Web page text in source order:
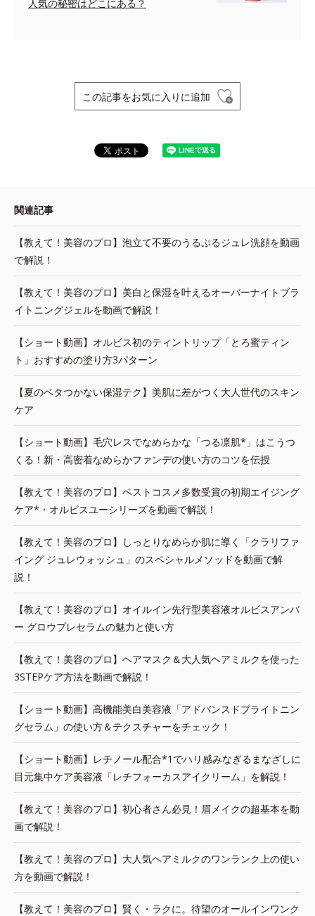
人気の秘密はどこにある？
この記事をお気に入りに追加
関連記事
【教えて！美容のプロ】泡立て不要のうるぷるジュレ洗顔を動画
で解説！
【教えて！美容のプロ】美白と保湿を叶えるオーバーナイトブラ
イトニングジェルを動画で解説！
【ショート動画】オルビス初のティントリップ「とろ蜜ティン
ト」おすすめの塗り方3パターン
【夏のベタつかない保湿テク】美肌に差がつく大人世代のスキン
ケア
【ショート動画】毛穴レスでなめらかな「つる凛肌*」はこうつ
くる！新・高密着なめらかファンデの使い方のコツを伝授
【教えて！美容のプロ】ベストコスメ多数受賞の初期エイジング
ケア*・オルビスユーシリーズを動画で解説！
【教えて！美容のプロ】しっとりなめらか肌に導く「クラリファ
イング ジュレウォッシュ」のスペシャルメソッドを動画で解
説！
【教えて！美容のプロ】オイルイン先行型美容液オルビスアンバ
ー グロウプレセラムの魅力と使い方
【教えて！美容のプロ】ヘアマスク＆大人気ヘアミルクを使った
3STEPケア方法を動画で解説！
【ショート動画】高機能美白美容液「アドバンスドブライトニン
グセラム」の使い方＆テクスチャーをチェック！
【ショート動画】レチノール配合*1でハリ感みなぎるまなざしに
目元集中ケア美容液「レチフォーカスアイクリーム」を解説！
【教えて！美容のプロ】初心者さん必見！眉メイクの超基本を動
画で解説！
【教えて！美容のプロ】大人気ヘアミルクのワンランク上の使い
方を動画で解説！
【教えて！美容のプロ】賢く・ラクに。待望のオールインワンク